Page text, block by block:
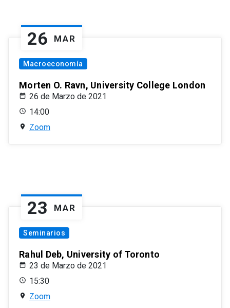
26 MAR
Macroeconomía
Morten O. Ravn, University College London
26 de Marzo de 2021
14:00
Zoom
23 MAR
Seminarios
Rahul Deb, University of Toronto
23 de Marzo de 2021
15:30
Zoom